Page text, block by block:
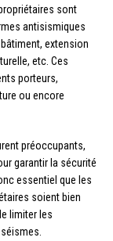
sont
antisismiques
extension
etc. Ces
porteurs,
ou encore
préoccupants,
garantir la sécurité
essentiel que les
soient bien
limiter les